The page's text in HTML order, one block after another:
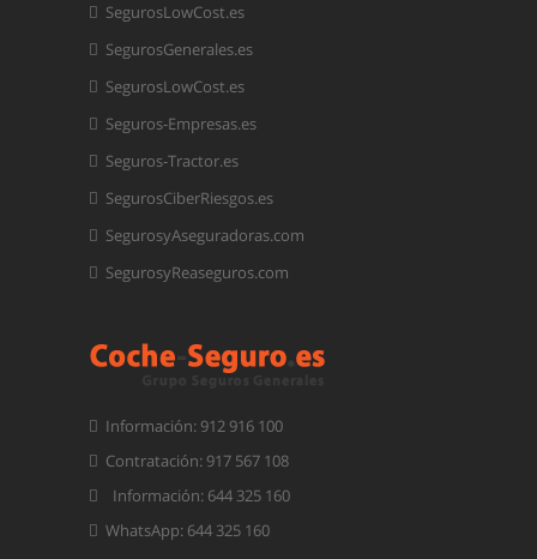
SegurosLowCost.es
SegurosGenerales.es
SegurosLowCost.es
Seguros-Empresas.es
Seguros-Tractor.es
SegurosCiberRiesgos.es
SegurosyAseguradoras.com
SegurosyReaseguros.com
Información: 912 916 100
Contratación: 917 567 108
Información: 644 325 160
WhatsApp: 644 325 160